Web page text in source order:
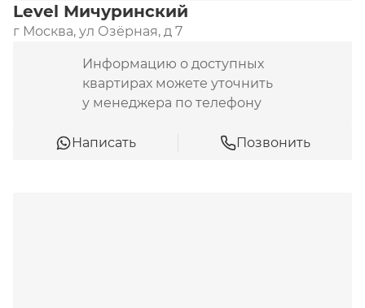
Level Мичуринский
г Москва, ул Озёрная, д 7
Информацию о доступных
квартирах можете уточнить
у менеджера по телефону
Написать Позвонить